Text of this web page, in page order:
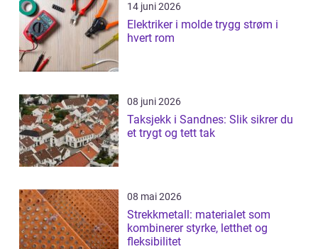
14 juni 2026
Elektriker i molde trygg strøm i
hvert rom
08 juni 2026
Taksjekk i Sandnes: Slik sikrer du
et trygt og tett tak
08 mai 2026
Strekkmetall: materialet som
kombinerer styrke, letthet og
fleksibilitet